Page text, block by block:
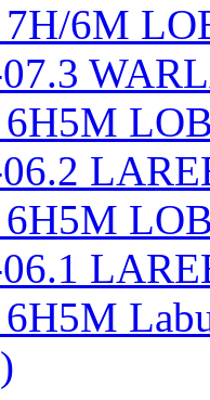
7H/6M
6H5M
6H5M
6H5M